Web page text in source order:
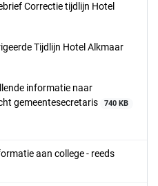
Correctie tijdlijn Hotel
Tijdlijn Hotel Alkmaar
informatie naar
gemeentesecretaris
740 KB
aan college - reeds